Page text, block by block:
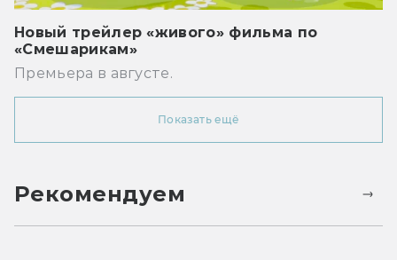
Новый трейлер «живого» фильма по
«Смешарикам»
Премьера в августе.
Показать ещё
Рекомендуем